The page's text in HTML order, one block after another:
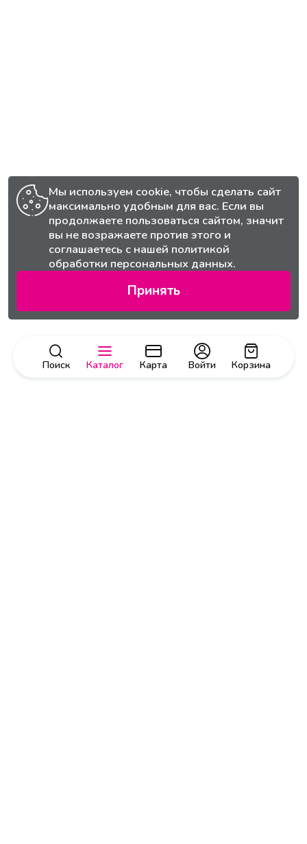
Поиск Каталог Карта Корзина
Войти
Мы используем cookie, чтобы сделать сайт
максимально удобным для вас. Если вы
продолжаете пользоваться сайтом, значит
вы не возражаете против этого и
соглашаетесь с нашей политикой
обработки персональных данных.
Принять